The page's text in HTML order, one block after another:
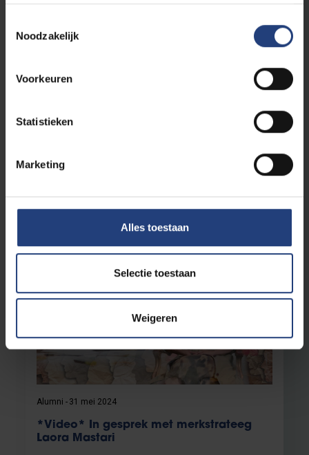
Noodzakelijk
Voorkeuren
Statistieken
Marketing
Alles toestaan
Selectie toestaan
Weigeren
Over het belang van wetenschappelijke
Alumni 31 mei 2024
*Video* In gesprek met merkstrateeg
Laora Mastari